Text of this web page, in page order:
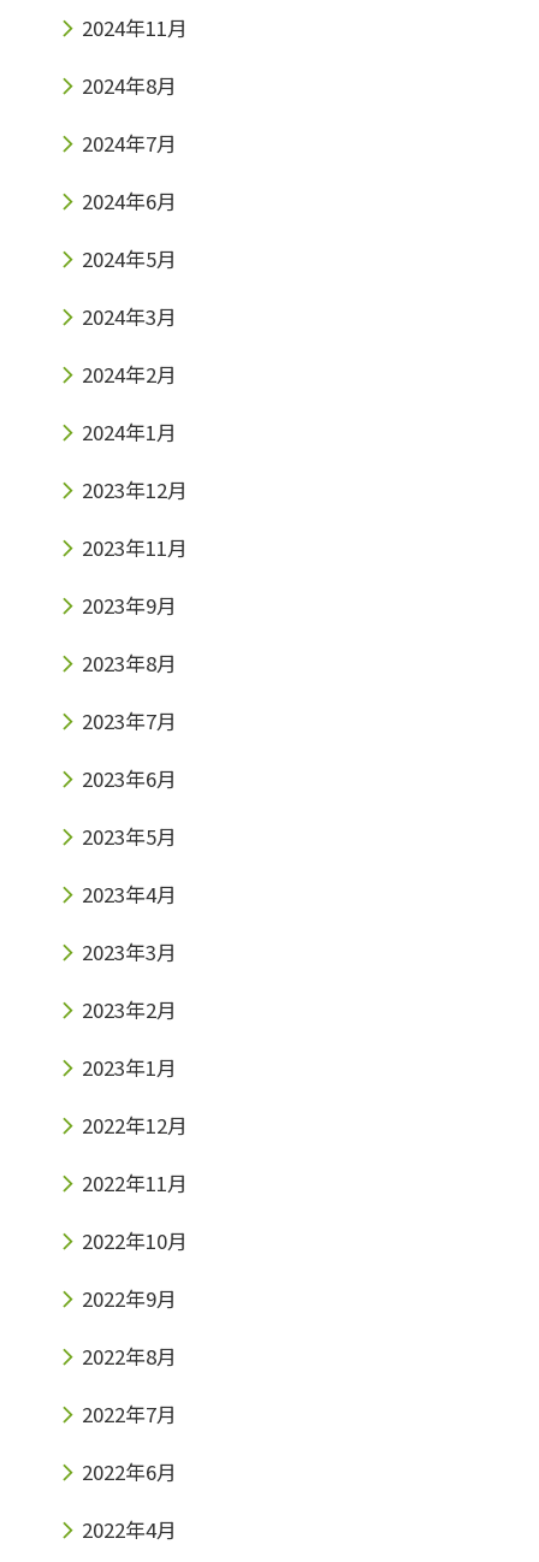
2024年11月
2024年8月
2024年7月
2024年6月
2024年5月
2024年3月
2024年2月
2024年1月
2023年12月
2023年11月
2023年9月
2023年8月
2023年7月
2023年6月
2023年5月
2023年4月
2023年3月
2023年2月
2023年1月
2022年12月
2022年11月
2022年10月
2022年9月
2022年8月
2022年7月
2022年6月
2022年4月